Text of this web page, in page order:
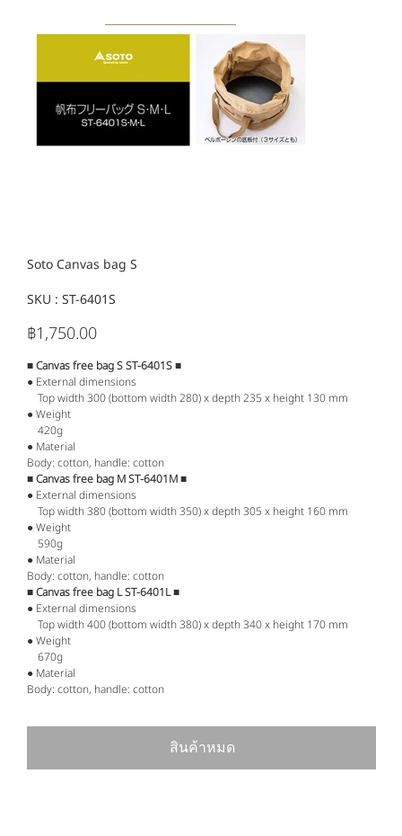
Soto Canvas bag S
SKU : SKU
ST-
ST-6401S
ราคา
฿1,750.00
■ Canvas free bag S ST-6401S ■
● External dimensions
Top width 300 (bottom width 280) x depth 235 x height 130 mm
● Weight
420g
● Material
Body: cotton, handle: cotton
■ Canvas free bag M ST-6401M ■
● External dimensions
Top width 380 (bottom width 350) x depth 305 x height 160 mm
● Weight
590g
● Material
Body: cotton, handle: cotton
■ Canvas free bag L ST-6401L ■
● External dimensions
Top width 400 (bottom width 380) x depth 340 x height 170 mm
● Weight
670g
● Material
Body: cotton, handle: cotton
สินค้าหมด